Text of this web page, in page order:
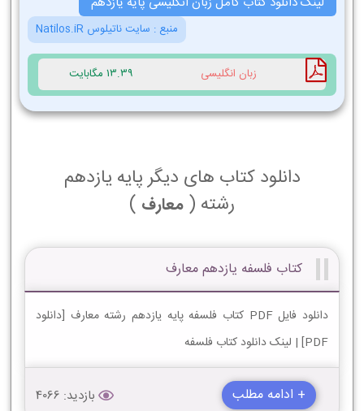
منبع : سایت ناتیلوس Natilos.iR
زبان انگلیسی 13.39 مگابایت
دانلود کتاب های دیگر پایه یازدهم
رشته ( معارف )
کتاب فلسفه یازدهم معارف
دانلود فایل PDF کتاب فلسفه پایه یازدهم رشته معارف [دانلود
PDF] | لینک دانلود کتاب فلسفه
+ ادامه مطلب بازدید: 4066